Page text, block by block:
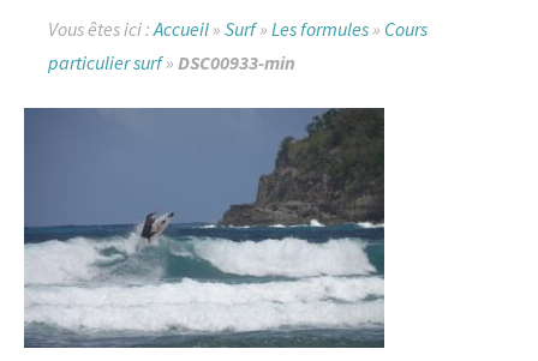
Vous êtes ici :Accueil» Surf» Les formules» Cours
particulier surf» DSC00933-min